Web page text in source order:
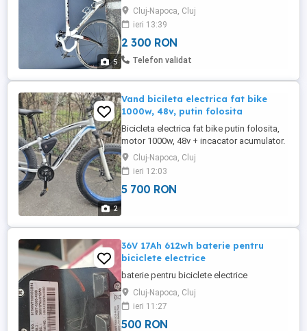
5
kg. Detalii: Cursiera din carbon Cadru M
2x9 vieteze integrate in manerul de franare
Cauciucuri Michelin Spite plate pt
aerodinamica sporita, Tija sa din carbon
Se poate vedea in Floresti
Cluj-Napoca, Cluj
ieri 13:39
2 300 RON
Telefon validat
2
Vand bicileta electrica fat bike
1000w, 48v, putin folosita
Bicicleta electrica fat bike putin folosita,
motor 1000w, 48v + incacator acumulator.
Permite setarea de la 0 la 100% electric la
folosire. Predare doar fizic in Cluj-Napoca.
Cluj-Napoca, Cluj
ieri 12:03
5 700 RON
36V 17Ah 612wh baterie pentru
biciclete electrice
baterie pentru biciclete electrice
Cluj-Napoca, Cluj
ieri 11:27
500 RON